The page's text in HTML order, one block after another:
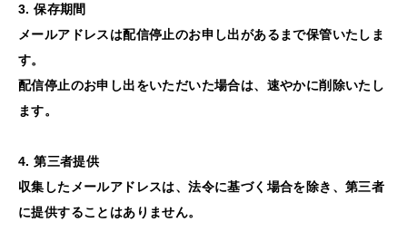
3. 保存期間
メールアドレスは配信停止のお申し出があるまで保管いたしま
す。
配信停止のお申し出をいただいた場合は、速やかに削除いたし
ます。
4. 第三者提供
収集したメールアドレスは、法令に基づく場合を除き、第三者
に提供することはありません。